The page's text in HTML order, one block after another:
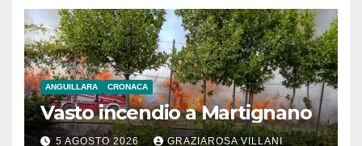
ANGUILLARA CRONACA
Vasto incendio a Martignano
5 AGOSTO 2026 GRAZIAROSA VILLANI